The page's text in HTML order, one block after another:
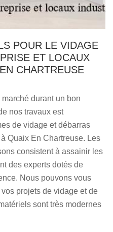
POUR LE VIDAGE
ET LOCAUX
CHARTREUSE
durant un bon
nos travaux est
de vidage et débarras
Quaix En Chartreuse. Les
consistent à assainir les
des experts dotés de
Nous pouvons vous
projets de vidage et de
sont très modernes